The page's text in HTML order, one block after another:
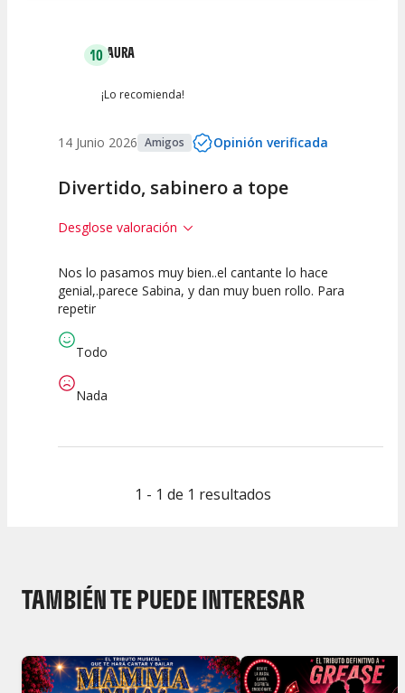
10LAURA
¡Lo recomienda!
14 Junio 2026 Amigos Opinión verificada
Divertido, sabinero a tope
Desglose valoración
10
Calidad del
10 10
Nos lo pasamos muy bien..el cantante lo hace
genial,.parece Sabina, y dan muy buen rollo. Para
repetir
Todo
Nada
1 - 1 de 1 resultados
TAMBIÉN TE PUEDE INTERESAR